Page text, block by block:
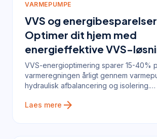
VARMEPUMPE
VVS og
Optimer dit hjem med
energieffektive VVS-
VVS-energioptimering sparer 15-40%
varmeregningen årligt gennem
hydraulisk afbalancering og isolering.
Laes mere arrow_forward